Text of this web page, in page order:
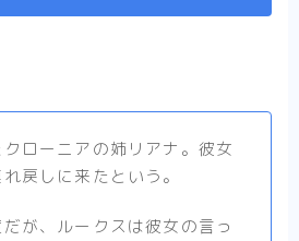
ローニアの姉リアナ。彼女
戻しに来たという。
が、ルークスは彼女の言っ